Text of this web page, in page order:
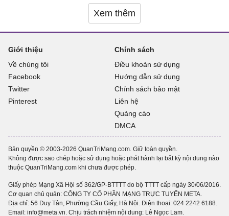
Xem thêm
Giới thiệu
Về chúng tôi
Facebook
Twitter
Pinterest
Chính sách
Điều khoản sử dụng
Hướng dẫn sử dụng
Chính sách bảo mật
Liên hệ
Quảng cáo
DMCA
Bản quyền © 2003-2026 QuanTriMang.com. Giữ toàn quyền.
Không được sao chép hoặc sử dụng hoặc phát hành lại bất kỳ nội dung nào
thuộc QuanTriMang.com khi chưa được phép.
Giấy phép Mạng Xã Hội số 362/GP-BTTTT do bộ TTTT cấp ngày 30/06/2016.
Cơ quan chủ quản: CÔNG TY CỔ PHẦN MẠNG TRỰC TUYẾN META.
Địa chỉ: 56 Duy Tân, Phường Cầu Giấy, Hà Nội. Điện thoại: 024 2242 6188.
Email: info@meta.vn. Chịu trách nhiệm nội dung: Lê Ngọc Lam.